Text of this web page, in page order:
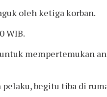
oleh ketiga korban.
WIB.
mempertemukan
pelaku, begitu tiba di